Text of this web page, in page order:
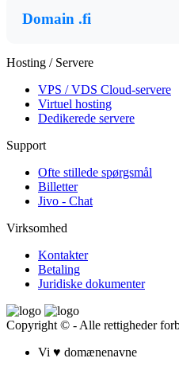
Domain .fi
Hosting / Servere
VPS / VDS Cloud-servere
Virtuel hosting
Dedikerede servere
Support
Ofte stillede spørgsmål
Billetter
Jivo - Chat
Virksomhed
Kontakter
Betaling
Juridiske dokumenter
Copyright © - Alle rettigheder
Vi ♥ domænenavne